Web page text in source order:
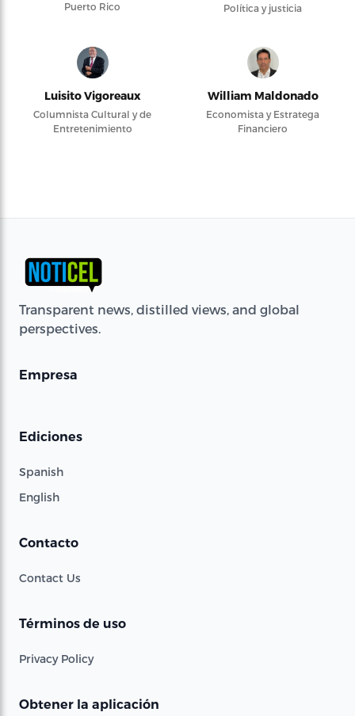
Puerto Rico
Política y justicia
Luisito Vigoreaux
Columnista Cultural y de
Entretenimiento
William Maldonado
Economista y Estratega
Financiero
Transparent news, distilled views, and global
perspectives.
Empresa
Ediciones
Spanish
English
Contacto
Contact Us
Términos de uso
Privacy Policy
Obtener la aplicación